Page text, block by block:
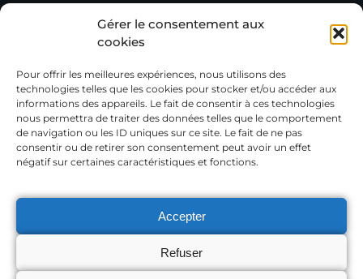
Gérer le consentement aux
cookies
Pour offrir les meilleures expériences, nous utilisons des
technologies telles que les cookies pour stocker et/ou accéder aux
informations des appareils. Le fait de consentir à ces technologies
nous permettra de traiter des données telles que le comportement
de navigation ou les ID uniques sur ce site. Le fait de ne pas
consentir ou de retirer son consentement peut avoir un effet
négatif sur certaines caractéristiques et fonctions.
Accepter
Refuser
Contacter B.e.N.
Gazettes et Rapports
Publications techniques
Petites annonces
Adhérer
MENTIONS LÉGALES